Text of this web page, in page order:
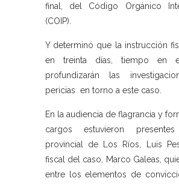
final, del Código Orgánico
(COIP).
Y determinó que la instrucción
en treinta días, tiempo en
profundizarán las
pericias en torno a este caso.
En la audiencia de flagrancia y
cargos estuvieron
provincial de Los Ríos, Luis
fiscal del caso, Marco Galeas,
entre los elementos de